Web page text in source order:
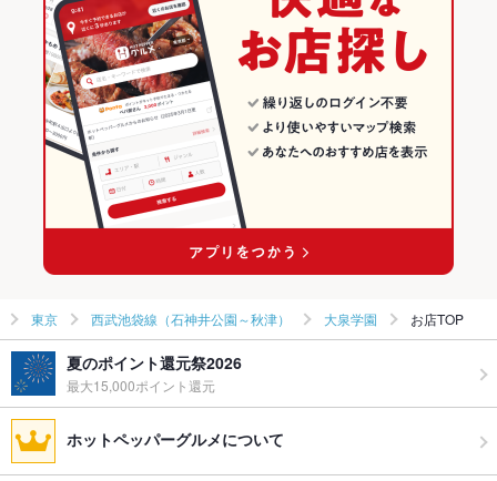
お子様連れ お子様連れ不可
ウェディン
グパーティ
ー二次会
－
お祝い・サ
プライズ対
可
介助犬は同伴可
東京 西武池袋線（石神井公園～秋津） 大泉学園 お店TOP
夏のポイント還元祭2026
最大15,000ポイント還元
ホットペッパーグルメについて